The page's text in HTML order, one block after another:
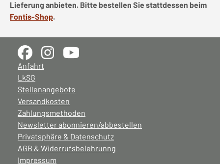
Lieferung anbieten. Bitte bestellen Sie stattdessen beim
Fontis-Shop.
Anfahrt
LkSG
Stellenangebote
Versandkosten
Zahlungsmethoden
Newsletter abonnieren/abbestellen
Privatsphäre & Datenschutz
AGB & Widerrufsbelehrunng
Impressum